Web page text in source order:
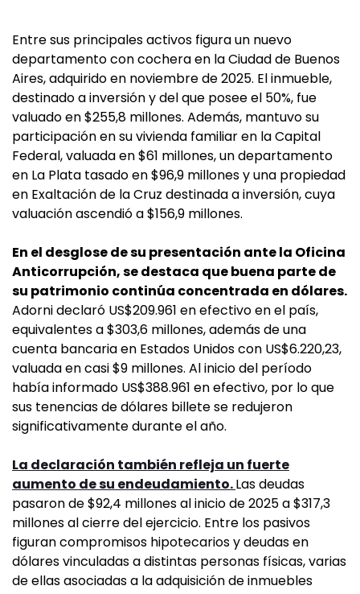
Entre sus principales activos figura un nuevo
departamento con cochera en la Ciudad de Buenos
Aires, adquirido en noviembre de 2025. El inmueble,
destinado a inversión y del que posee el 50%, fue
valuado en $255,8 millones. Además, mantuvo su
participación en su vivienda familiar en la Capital
Federal, valuada en $61 millones, un departamento
en La Plata tasado en $96,9 millones y una propiedad
en Exaltación de la Cruz destinada a inversión, cuya
valuación ascendió a $156,9 millones.
En el desglose de su presentación ante la Oficina
Anticorrupción, se destaca que buena parte de
su patrimonio continúa concentrada en dólares.
Adorni declaró US$209.961 en efectivo en el país,
equivalentes a $303,6 millones, además de una
cuenta bancaria en Estados Unidos con US$6.220,23,
valuada en casi $9 millones. Al inicio del período
había informado US$388.961 en efectivo, por lo que
sus tenencias de dólares billete se redujeron
significativamente durante el año.
La declaración también refleja un fuerte
aumento de su endeudamiento.Las deudas
pasaron de $92,4 millones al inicio de 2025 a $317,3
millones al cierre del ejercicio. Entre los pasivos
figuran compromisos hipotecarios y deudas en
dólares vinculadas a distintas personas físicas, varias
de ellas asociadas a la adquisición de inmuebles